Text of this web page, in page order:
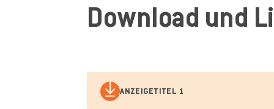
Download und
ANZEIGETITEL 1